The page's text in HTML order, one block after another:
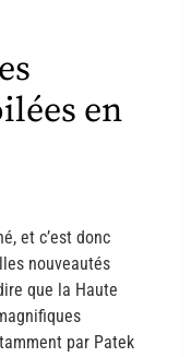
en
et c’est donc
nouveautés
que la Haute
par Patek